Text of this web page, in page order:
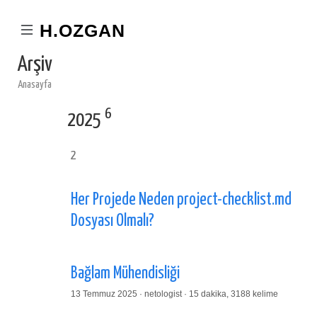
H.OZGAN
Arşiv
Anasayfa
2025 6
2
Her Projede Neden project-checklist.md
Dosyası Olmalı?
Bağlam Mühendisliği
13 Temmuz 2025 · netologist · 15 dakika, 3188 kelime